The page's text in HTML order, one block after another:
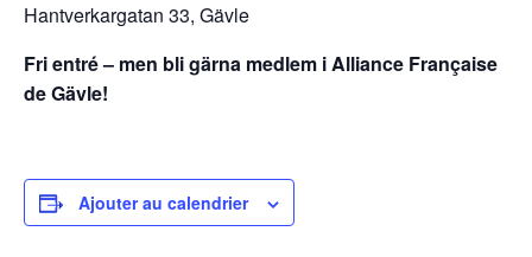
Hantverkargatan 33, Gävle
Fri entré – men bli gärna medlem i Alliance Française
de Gävle!
Ajouter au calendrier